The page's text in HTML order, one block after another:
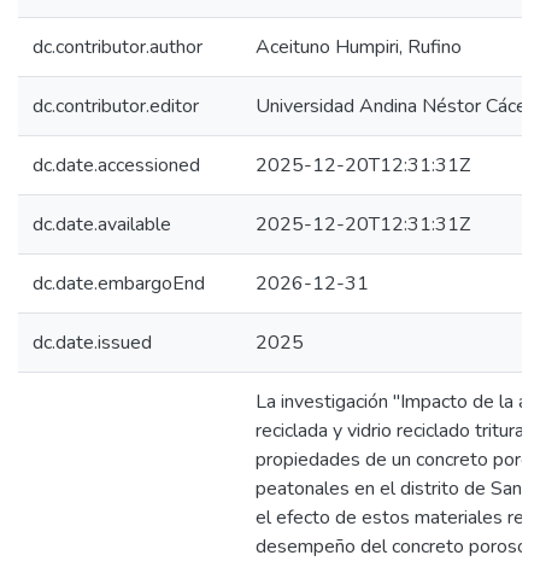
dc.contributor.author Aceituno Humpiri, Rufino
dc.contributor.editor Universidad Andina Néstor
dc.date.accessioned 2025-12-20T12:31:31Z
dc.date.available 2025-12-20T12:31:31Z
dc.date.embargoEnd 2026-12-31
dc.date.issued 2025
La investigación "Impacto de la
reciclada y vidrio reciclado
propiedades de un concreto
peatonales en el distrito de San
el efecto de estos materiales
desempeño del concreto poroso.